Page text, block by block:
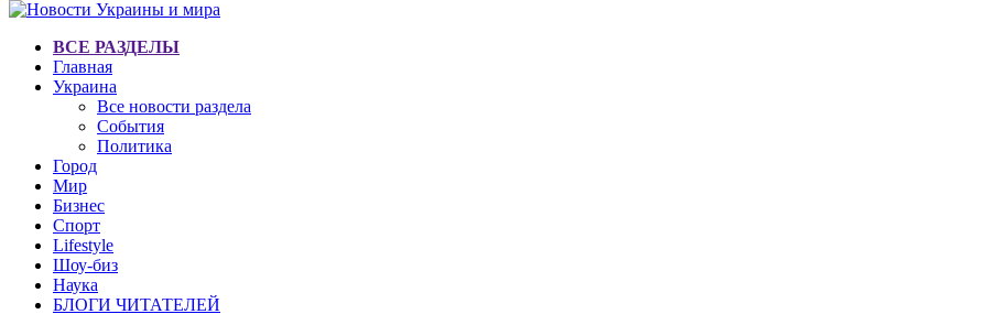
ВСЕ РАЗДЕЛЫ
Главная
Украина
Все новости раздела
События
Политика
Город
Мир
Бизнес
Спорт
Lifestyle
Шоу-биз
Наука
БЛОГИ ЧИТАТЕЛЕЙ